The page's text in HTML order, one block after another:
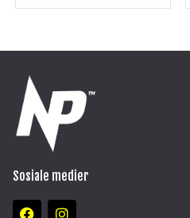
Sosiale medier
F
I